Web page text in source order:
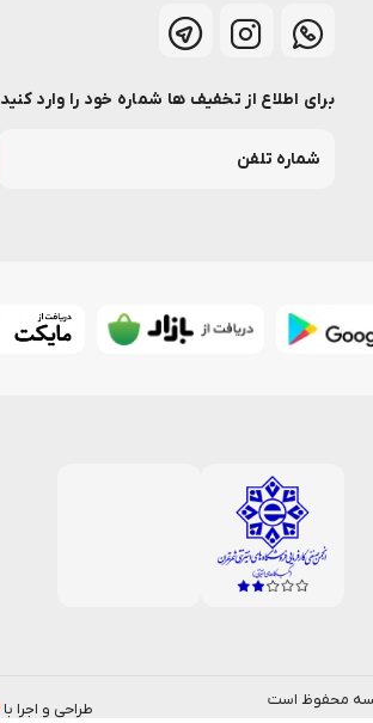
برای اطلاع از تخفیف ها شماره خود را وارد کنید
محفوظ است طراحی و اجرا با